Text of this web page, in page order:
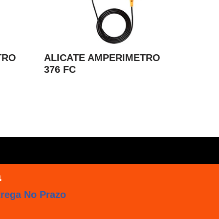
ALICATE AMPERIMETRO
376 FC
No Prazo